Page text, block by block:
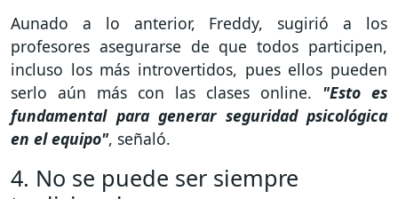
Aunado a lo anterior, Freddy, sugirió a los
profesores asegurarse de que todos participen,
incluso los más introvertidos, pues ellos pueden
serlo aún más con las clases online. "Esto es
fundamental para generar seguridad psicológica
en el equipo", señaló.
4. No se puede ser siempre